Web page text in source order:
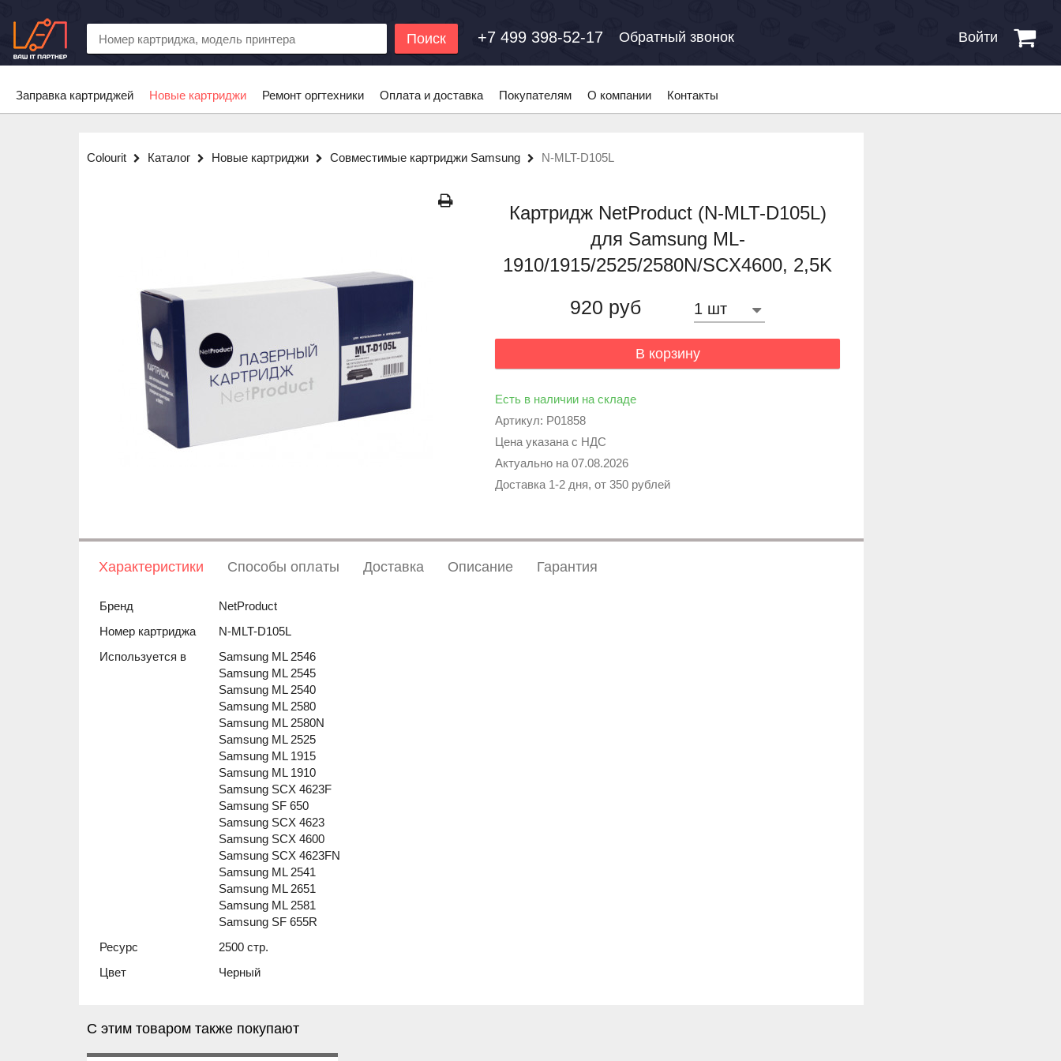
Поиск +7 499 398-52-17 Обратный звонок Войти
Заправка картриджей Новые картриджи Ремонт оргтехники Оплата и доставка Покупателям О компании Контакты
Colourit Каталог Новые картриджи Совместимые картриджи Samsung N-MLT-D105L
Картридж NetProduct (N-MLT-D105L)
для Samsung ML-
1910/1915/2525/2580N/SCX4600, 2,5K
920 руб
В корзину
Есть в наличии на складе
Артикул: P01858
Цена указана с НДС
Актуально на 07.08.2026
Доставка 1-2 дня, от 350 рублей
Характеристики Способы оплаты Доставка Описание Гарантия
Бренд
NetProduct
Номер картриджа
N-MLT-D105L
Используется в
Samsung ML 2546
Samsung ML 2545
Samsung ML 2540
Samsung ML 2580
Samsung ML 2580N
Samsung ML 2525
Samsung ML 1915
Samsung ML 1910
Samsung SCX 4623F
Samsung SF 650
Samsung SCX 4623
Samsung SCX 4600
Samsung SCX 4623FN
Samsung ML 2541
Samsung ML 2651
Samsung ML 2581
Samsung SF 655R
Ресурс
2500 стр.
Цвет
Черный
С этим товаром также покупают